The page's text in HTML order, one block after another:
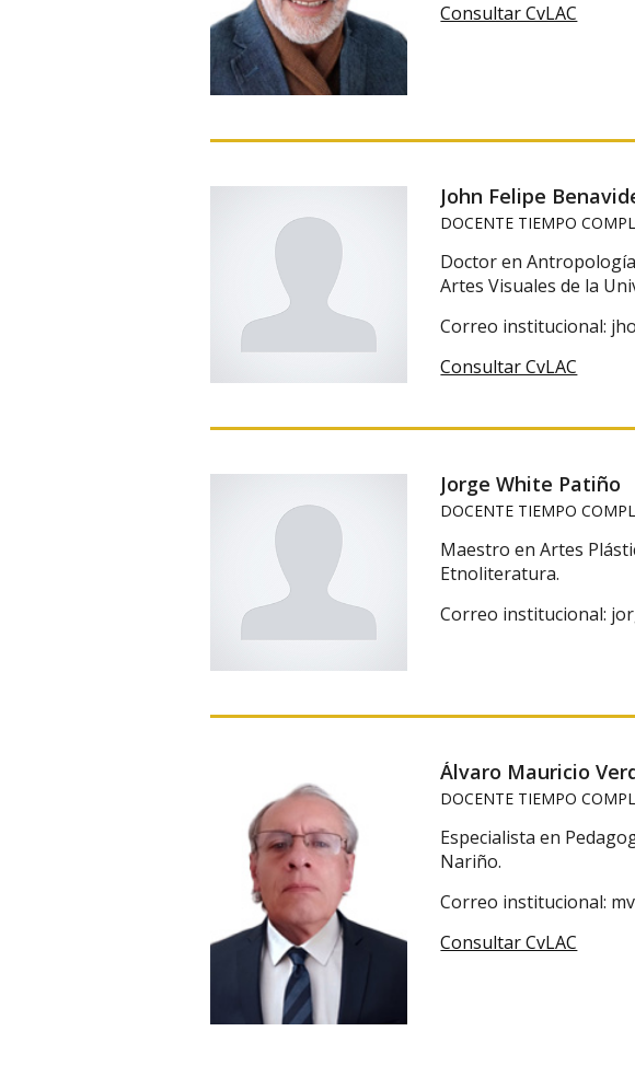
Consultar CvLAC
John Felipe
DOCENTE TIEMPO
Doctor en
Artes Visuales de la
Correo institucional:
Consultar CvLAC
Jorge White Patiño
DOCENTE TIEMPO
Maestro en Artes
Etnoliteratura.
Correo institucional:
Álvaro Mauricio
DOCENTE TIEMPO
Especialista en
Nariño.
Correo institucional:
Consultar CvLAC